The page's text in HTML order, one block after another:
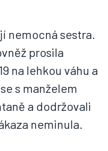
nemocná sestra.
prosila
na lehkou váhu a
s manželem
a dodržovali
neminula.